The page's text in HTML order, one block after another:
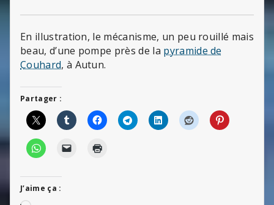
En illustration, le mécanisme, un peu rouillé mais
beau, d’une pompe près de la pyramide de
Couhard, à Autun.
Partager :
J’aime ça :